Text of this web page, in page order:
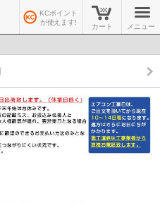
KCポイント
が使えます!
カート メニュー